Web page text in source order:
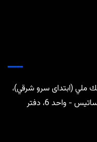
ملي (ابتدای سرو شرقي)،
پلاک 165،طبقه دوم - بالای داروخانه ایساتیس - واحد 6، دفتر